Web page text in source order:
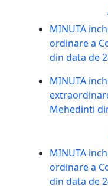
MINUTA
ordinare a
din data de
MINUTA
Mehedinti
MINUTA
ordinare a
din data de